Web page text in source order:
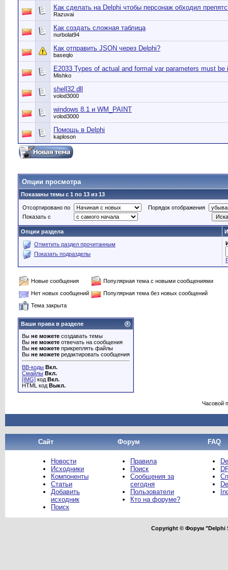
Как сделать на Delphi чтобы персонаж обходил
Razuvai
Как создать сложная таблица
nurbolat94
Как отправить JSON через Delphi?
baseqlo
E2033 Types of actual and formal var parameters must be
Mishko
shell32.dll
volod3000
windows 8.1 и WM_PAINT
volod3000
Помощь в Delphi
kaploson
Опции просмотра
Показаны темы с 1 по 13 из 13
Отсортировано по
Порядок отображения
Показать с
Опции раздела
Отметить раздел прочитанным
Показать подразделы
Новые сообщения
Популярная тема с новыми сообщениями
Нет новых сообщений
Популярная тема без новых сообщений
Тема закрыта
Ваши права в разделе
Вы не можете создавать темы
Вы не можете отвечать на сообщения
Вы не можете прикреплять файлы
Вы не можете редактировать сообщения
BB-коды Вкл.
Смайлы Вкл.
[IMG] код Вкл.
HTML код Выкл.
Часовой
Сайт Форум FAQ
Новости
Исходники
Компоненты
Статьи
Добавить
исходник
Поиск
Правила
Поиск
Сообщения за
сегодня
Пользователи
Кто на форуме?
Copyright © Форум "Delphi